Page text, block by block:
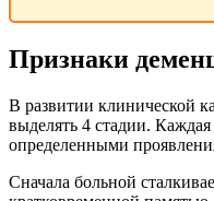
Признаки
В развитии клинической
выделять 4 стадии. Каждая
определенными
Сначала больной